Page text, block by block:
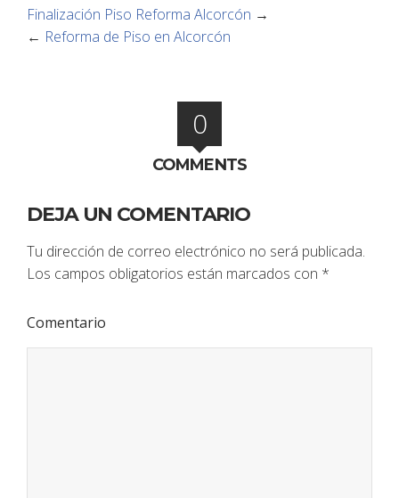
Finalización Piso Reforma Alcorcón →
← Reforma de Piso en Alcorcón
0
COMMENTS
DEJA UN COMENTARIO
Tu dirección de correo electrónico no será publicada.
Los campos obligatorios están marcados con *
Comentario